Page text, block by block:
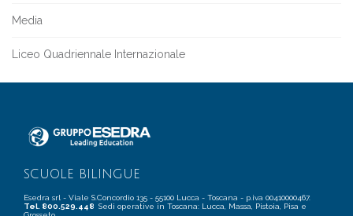
Media
Liceo Quadriennale Internazionale
SCUOLE BILINGUE
Esedra srl - Viale S.Concordio 135 - 55100 Lucca - Toscana - p.iva 00410000467.
Tel. 800.529.448 Sedi operative in Toscana: Lucca, Massa, Pistoia, Pisa e